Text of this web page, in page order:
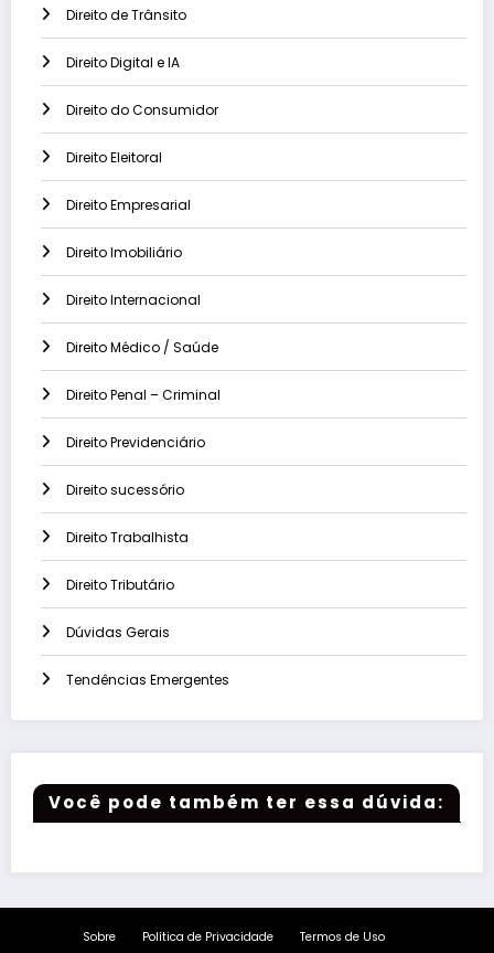
Direito de Trânsito
Direito Digital e IA
Direito do Consumidor
Direito Eleitoral
Direito Empresarial
Direito Imobiliário
Direito Internacional
Direito Médico / Saúde
Direito Penal – Criminal
Direito Previdenciário
Direito sucessório
Direito Trabalhista
Direito Tributário
Dúvidas Gerais
Tendências Emergentes
Você pode também ter essa dúvida:
Sobre Política de Privacidade
Termos de Uso